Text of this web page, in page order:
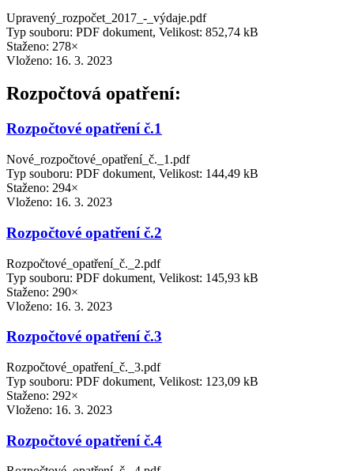
Upravený_rozpočet_2017_-_výdaje.pdf
Typ souboru: PDF dokument, Velikost: 852,74 kB
Staženo: 278×
Vloženo: 16. 3. 2023
Rozpočtová opatření:
Rozpočtové opatření č.1
Nové_rozpočtové_opatření_č._1.pdf
Typ souboru: PDF dokument, Velikost: 144,49 kB
Staženo: 294×
Vloženo: 16. 3. 2023
Rozpočtové opatření č.2
Rozpočtové_opatření_č._2.pdf
Typ souboru: PDF dokument, Velikost: 145,93 kB
Staženo: 290×
Vloženo: 16. 3. 2023
Rozpočtové opatření č.3
Rozpočtové_opatření_č._3.pdf
Typ souboru: PDF dokument, Velikost: 123,09 kB
Staženo: 292×
Vloženo: 16. 3. 2023
Rozpočtové opatření č.4